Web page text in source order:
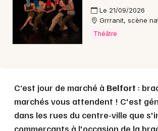
Le 21/09/2026
Grrranit, scène
Théâtre
C’est jour de marché à Belfort :
marchés vous attendent ! C'est
dans les rues du centre-ville que
commerçants à l'occasion de la